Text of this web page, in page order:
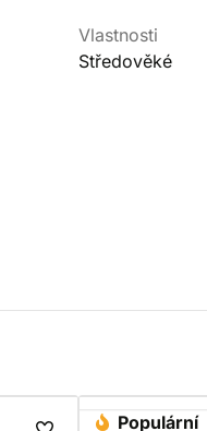
Vlastnosti
Středověké
Populární